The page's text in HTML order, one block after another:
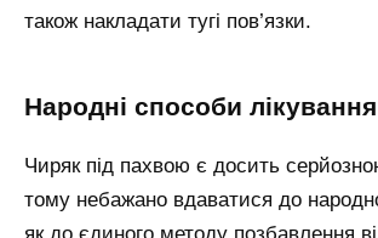
також накладати тугі пов’язки.
Народні способи лікування
Чиряк під пахвою є досить
тому небажано вдаватися до